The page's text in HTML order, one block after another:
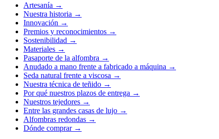
Artesanía →
Nuestra historia →
Innovación →
Premios y reconocimientos →
Sostenibilidad →
Materiales →
Pasaporte de la alfombra →
Anudado a mano frente a fabricado a máquina →
Seda natural frente a viscosa →
Nuestra técnica de teñido →
Por qué nuestros plazos de entrega →
Nuestros tejedores →
Entre las grandes casas de lujo →
Alfombras redondas →
Dónde comprar→